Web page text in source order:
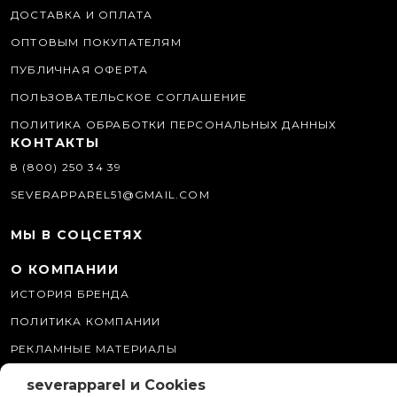
ДОСТАВКА И ОПЛАТА
ОПТОВЫМ ПОКУПАТЕЛЯМ
ПУБЛИЧНАЯ ОФЕРТА
ПОЛЬЗОВАТЕЛЬСКОЕ СОГЛАШЕНИЕ
ПОЛИТИКА ОБРАБОТКИ ПЕРСОНАЛЬНЫХ ДАННЫХ
КОНТАКТЫ
8 (800) 250 34 39
SEVERAPPAREL51@GMAIL.COM
МЫ В СОЦСЕТЯХ
О КОМПАНИИ
ИСТОРИЯ БРЕНДА
ПОЛИТИКА КОМПАНИИ
РЕКЛАМНЫЕ МАТЕРИАЛЫ
ПРОГРАММА ЛОЯЛЬНОСТИ
severapparel и Cookies